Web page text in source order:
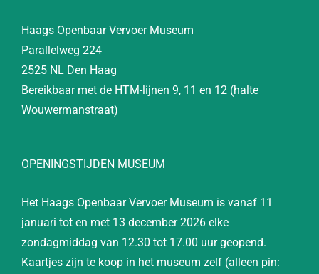
Haags Openbaar Vervoer Museum
Parallelweg 224
2525 NL Den Haag
Bereikbaar met de HTM-lijnen 9, 11 en 12 (halte
Wouwermanstraat)
OPENINGSTIJDEN MUSEUM
Het Haags Openbaar Vervoer Museum is vanaf 11
januari tot en met 13 december 2026 elke
zondagmiddag van 12.30 tot 17.00 uur geopend.
Kaartjes zijn te koop in het museum zelf (alleen pin: